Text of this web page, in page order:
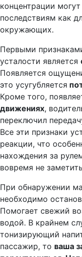
концентрации
последствиям как
окружающих.
Первыми
усталости является
Появляется
это усугубляется
Кроме того,
движениях,
переключил
Все эти признаки
реакции, что
нахождения за
вовремя не
При обнаружении
необходимо
Помогает свежий
водой. В крайнем
тонизирующий
пассажир, то ваша